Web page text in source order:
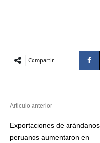
Compartir
Articulo anterior
Exportaciones de arándanos
peruanos aumentaron en